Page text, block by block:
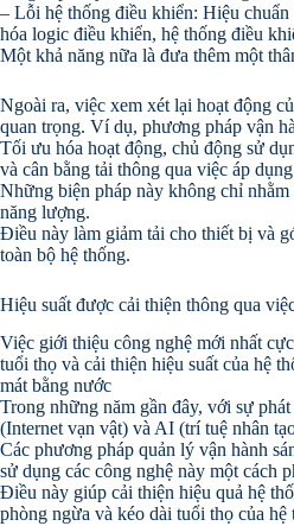
– Lỗi hệ thống điều khiển: Hiệu
hóa logic điều khiển, hệ thống điều
Một khả năng nữa là đưa thêm một
Ngoài ra, việc xem xét lại hoạt động
quan trọng. Ví dụ, phương pháp vận
Tối ưu hóa hoạt động, chủ động sử
và cân bằng tải thông qua việc áp
Những biện pháp này không chỉ
năng lượng.
Điều này làm giảm tải cho thiết bị và
toàn bộ hệ thống.
Hiệu suất được cải thiện thông qua
Việc giới thiệu công nghệ mới nhất
tuổi thọ và cải thiện hiệu suất của hệ
mát bằng nước
Trong những năm gần đây, với sự
(Internet vạn vật) và AI (trí tuệ nhân
Các phương pháp quản lý vận hành
sử dụng các công nghệ này một cách
Điều này giúp cải thiện hiệu quả hệ
phòng ngừa và kéo dài tuổi thọ của hệ